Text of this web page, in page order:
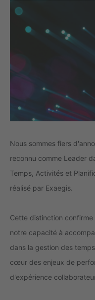
Nous sommes fiers
reconnu comme Leader
Temps, Activités et
réalisé par Exaegis.
Cette distinction
notre capacité à
dans la gestion des
cœur des enjeux de
d'expérience